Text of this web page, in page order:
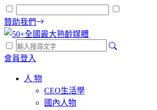
贊助我們
會員登入
人 物
CEO生活學
國內人物